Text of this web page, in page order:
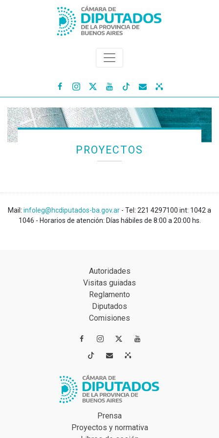
   
PROYECTOS
Mail: infoleg@hcdiputados-ba.gov.ar - Tel: 221 4297100 int: 1042 a
1046 - Horarios de atención: Días hábiles de 8:00 a 20:00 hs.
Autoridades
Visitas guiadas
Reglamento
Diputados
Comisiones
 
 
Prensa
Proyectos y normativa